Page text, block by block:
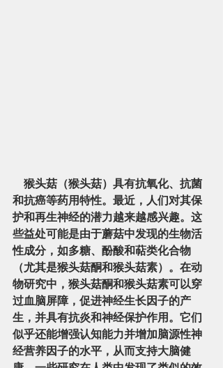
和抗癌等药用特性。最近，人们对其保
护和再生神经的潜力越来越感兴趣。这
些益处可能是由于蘑菇中发现的生物活
性成分，如多糖、酚酸和萜类化合物
（尤其是猴头菇酮和猴头菇素）。在动
物研究中，猴头菇酮和猴头菇素可以穿
过血脑屏障，促进神经生长因子的产
生，并具有抗炎和神经保护作用。它们
似乎还能增强认知能力并增加脑源性神
经营养因子的水平，从而支持大脑健